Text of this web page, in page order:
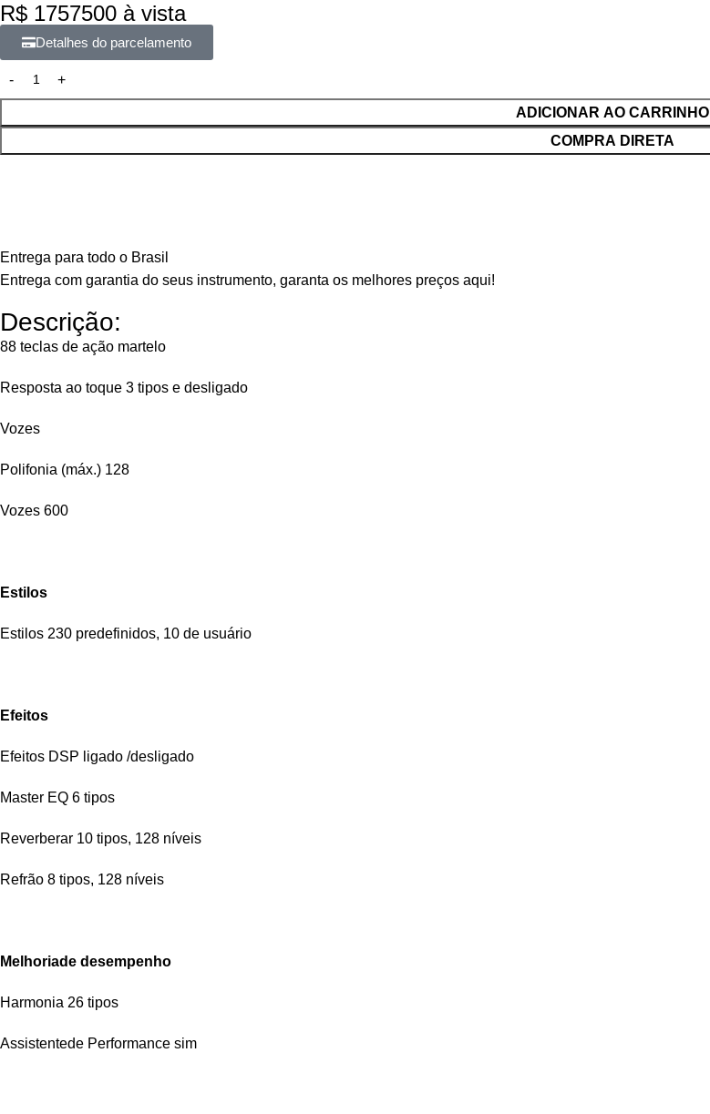
R$ 1757500 à vista
Detalhes do parcelamento
ADICIONAR AO CARRINHO
COMPRA DIRETA
Entrega para todo o Brasil
Entrega com garantia do seus instrumento, garanta os melhores preços aqui!
Descrição:
88 teclas de ação martelo
Resposta ao toque 3 tipos e desligado
Vozes
Polifonia (máx.) 128
Vozes 600
Estilos
Estilos 230 predefinidos, 10 de usuário
Efeitos
Efeitos DSP ligado /desligado
Master EQ 6 tipos
Reverberar 10 tipos, 128 níveis
Refrão 8 tipos, 128 níveis
Melhoriade desempenho
Harmonia 26 tipos
Assistentede Performance sim